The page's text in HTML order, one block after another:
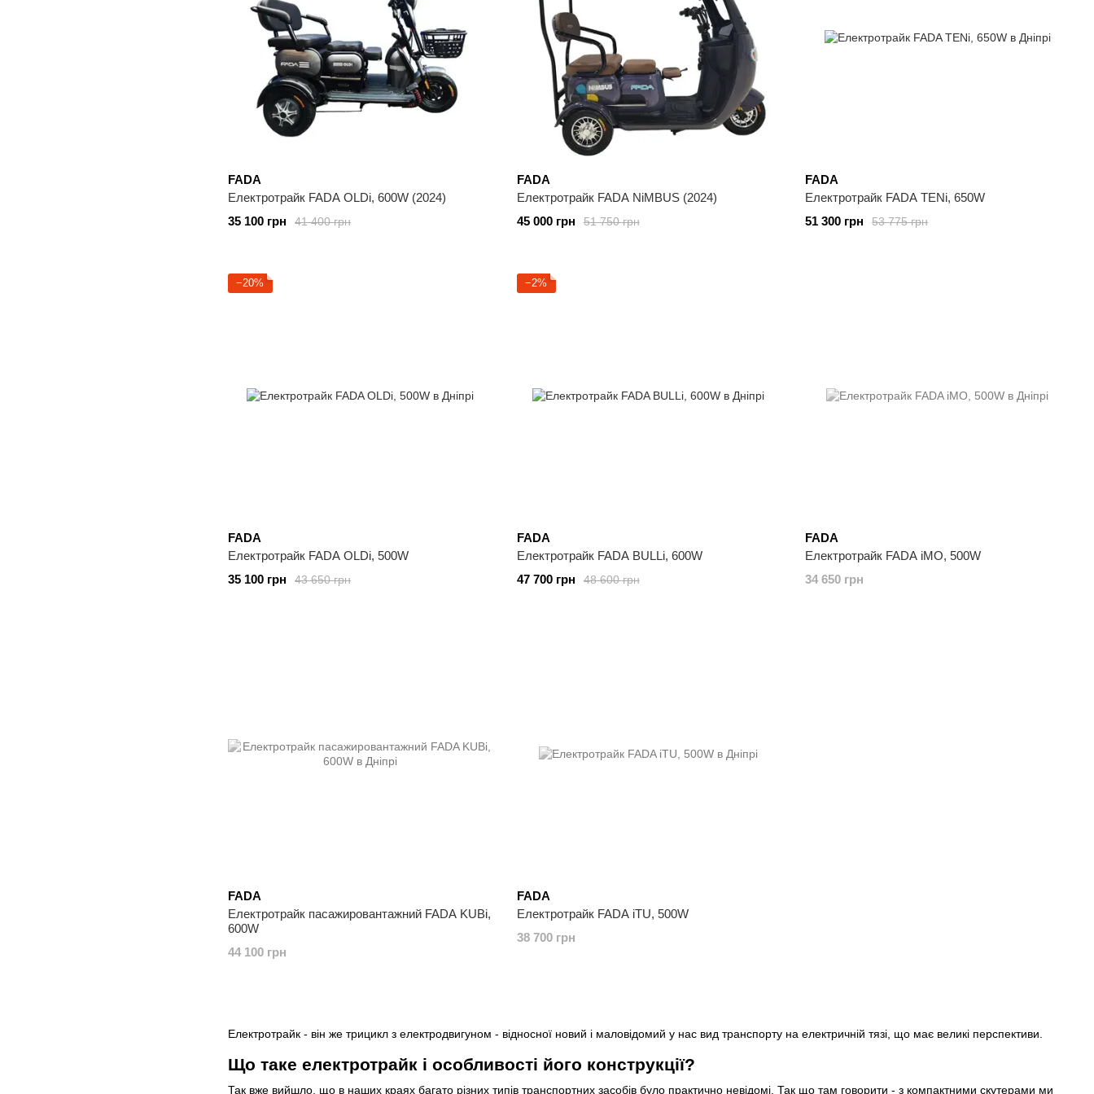
Електротрайк - він же трицикл з електродвигуном - відносної новий і маловідомий у нас вид транспорту на електричній тязі, що має великі перспективи.
Що таке електротрайк і особливості його конструкції?
Так вже вийшло, що в наших краях багато різних типів транспортних засобів було практично невідомі. Так що там говорити - з компактними скутерами ми
FADA
Електротрайк FADA OLDi, 600W (2024)
41 400 грн
35 100 грн
FADA
Електротрайк FADA NiMBUS (2024)
51 750 грн
45 000 грн
FADA
Електротрайк FADA TENi, 650W
53 775 грн
51 300 грн
−20%
FADA
Електротрайк FADA OLDi, 500W
43 650 грн
35 100 грн
−2%
FADA
Електротрайк FADA BULLi, 600W
48 600 грн
47 700 грн
FADA
Електротрайк FADA iMO, 500W
34 650 грн
FADA
Електротрайк пасажировантажний FADA KUBi,
600W
44 100 грн
FADA
Електротрайк FADA iTU, 500W
38 700 грн